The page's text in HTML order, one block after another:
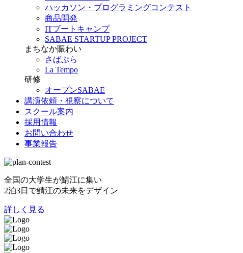
ハッカソン・プログラミングコンテスト
商品開発
ITブートキャンプ
SABAE STARTUP PROJECT
まちなか賑わい
さばぷら
La Tempo
研修
オープンSABAE
講演依頼・視察について
スクール案内
採用情報
お問い合わせ
事業報告
全国の大学生が鯖江に集い
2泊3日で鯖江の未来をデザイン
詳しく見る